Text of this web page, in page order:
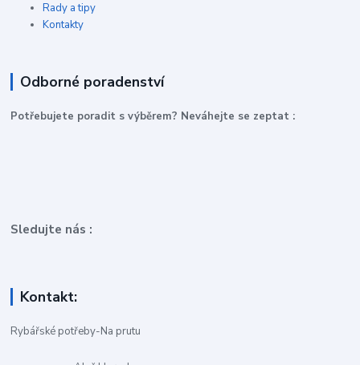
Rady a tipy
Kontakty
Odborné poradenství
Potřebujete poradit s výběrem? Neváhejte se zeptat :
Sledujte nás :
Kontakt:
Rybářské potřeby-Na prutu